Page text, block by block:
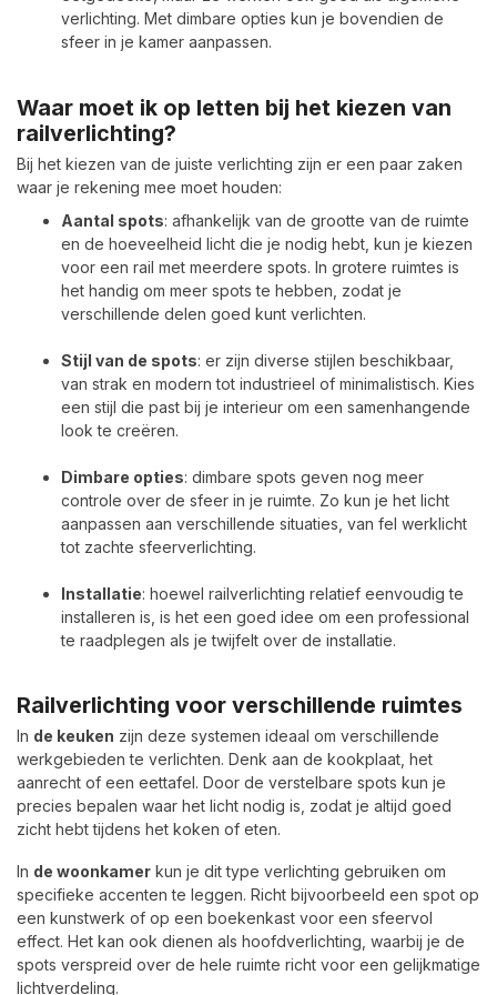
verlichting. Met dimbare opties kun je bovendien de
sfeer in je kamer aanpassen.
Waar moet ik op letten bij het kiezen van
railverlichting?
Bij het kiezen van de juiste verlichting zijn er een paar zaken
waar je rekening mee moet houden:
Aantal spots: afhankelijk van de grootte van de ruimte
en de hoeveelheid licht die je nodig hebt, kun je kiezen
voor een rail met meerdere spots. In grotere ruimtes is
het handig om meer spots te hebben, zodat je
verschillende delen goed kunt verlichten.
Stijl van de spots: er zijn diverse stijlen beschikbaar,
van strak en modern tot industrieel of minimalistisch. Kies
een stijl die past bij je interieur om een samenhangende
look te creëren.
Dimbare opties: dimbare spots geven nog meer
controle over de sfeer in je ruimte. Zo kun je het licht
aanpassen aan verschillende situaties, van fel werklicht
tot zachte sfeerverlichting.
Installatie: hoewel railverlichting relatief eenvoudig te
installeren is, is het een goed idee om een professional
te raadplegen als je twijfelt over de installatie.
Railverlichting voor verschillende ruimtes
In de keuken zijn deze systemen ideaal om verschillende
werkgebieden te verlichten. Denk aan de kookplaat, het
aanrecht of een eettafel. Door de verstelbare spots kun je
precies bepalen waar het licht nodig is, zodat je altijd goed
zicht hebt tijdens het koken of eten.
In de woonkamer kun je dit type verlichting gebruiken om
specifieke accenten te leggen. Richt bijvoorbeeld een spot op
een kunstwerk of op een boekenkast voor een sfeervol
effect. Het kan ook dienen als hoofdverlichting, waarbij je de
spots verspreid over de hele ruimte richt voor een gelijkmatige
lichtverdeling.